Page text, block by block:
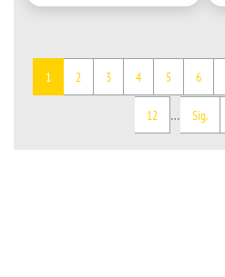
Pagination
Current
page
1 Page
2 Page
3 Page
4 Page
5 Page
6
Page
12 … Next
page
Sig.